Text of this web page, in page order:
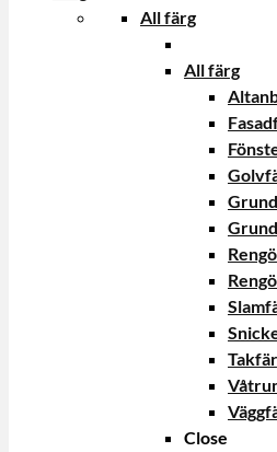
All färg
All färg
Close